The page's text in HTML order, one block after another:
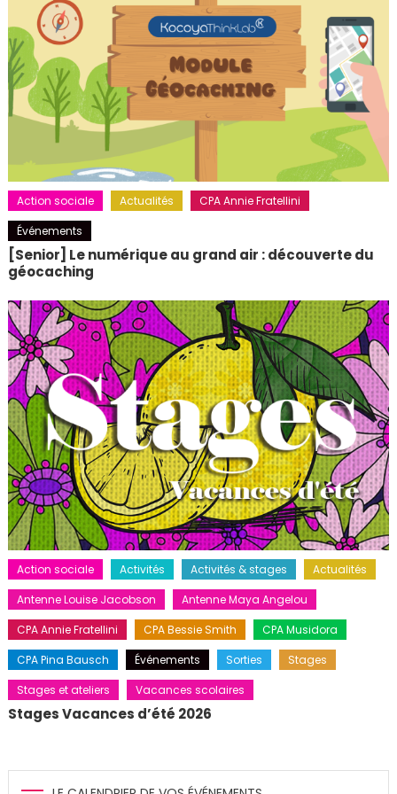
Action sociale Actualités
CPA Annie Fratellini
Événements
[Senior] Le numérique au grand air : découverte du
géocaching
Action sociale Activités Activités & stages
Actualités
Antenne Louise Jacobson
Antenne Maya Angelou
CPA Annie Fratellini
CPA Bessie Smith
CPA Musidora
CPA Pina Bausch
Événements Sorties
Stages
Stages et ateliers
Vacances scolaires
Stages Vacances d’été 2026